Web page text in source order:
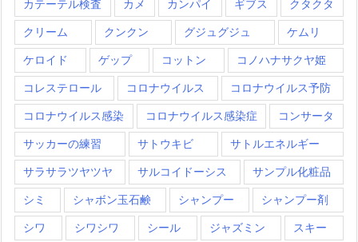
カテーテル検査 カメ カンパイ ギブス クタクタ
クリーム クンクン グジュグジュ ケムリ
ケロイド ゲップ コットン コノハナサクヤ姫
コレステロール コロナウイルス コロナウイルス予防
コロナウイルス感染 コロナウイルス感染症 コンサータ
サッカーの練習 サトウキビ サトルエネルギー
サラサラツヤツヤ サルコイドーシス サンプル化粧品
シミ シャボン玉石鹸 シャンプー シャンプー剤
シワ シワシワ シール ジャズミン スキー